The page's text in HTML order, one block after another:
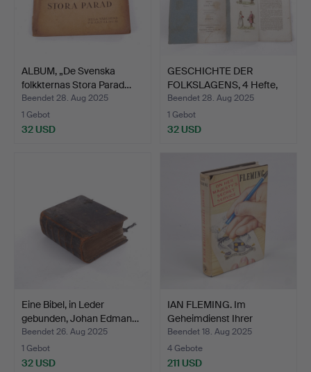
ALBUM, „De Svenska
folkkternas Stora Parad…
Beendet 28. Aug 2025
1 Gebot
32 USD
GESCHICHTE DER
FOLKSLAGENS, 4 Hefte,
mit v…
Beendet 28. Aug 2025
1 Gebot
32 USD
Eine Bibel, in Leder
gebunden, Johan Edman…
Beendet 26. Aug 2025
1 Gebot
32 USD
IAN FLEMING. Im
Geheimdienst Ihrer
Majestä…
Beendet 18. Aug 2025
4 Gebote
211 USD